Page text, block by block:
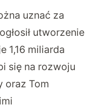
uznać za
utworzenie
1,16 miliarda
się na rozwoju
oraz Tom